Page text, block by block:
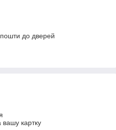
до дверей
вашу картку